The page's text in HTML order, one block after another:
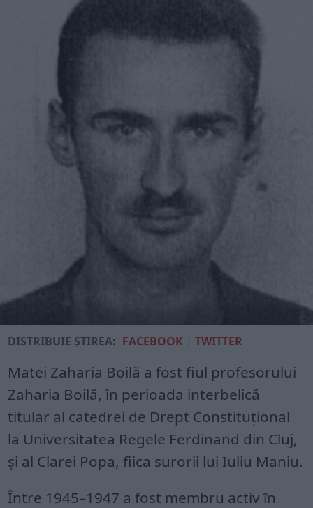
DISTRIBUIE ȘTIREA: FACEBOOK |TWITTER
Matei Zaharia Boilă a fost fiul profesorului
Zaharia Boilă, în perioada interbelică
titular al catedrei de Drept Constituțional
la Universitatea Regele Ferdinand din Cluj,
și al Clarei Popa, fiica surorii lui Iuliu Maniu.
Între 1945–1947 a fost membru activ în